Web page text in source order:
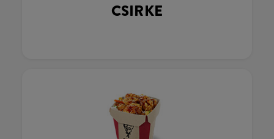
CSIRKE